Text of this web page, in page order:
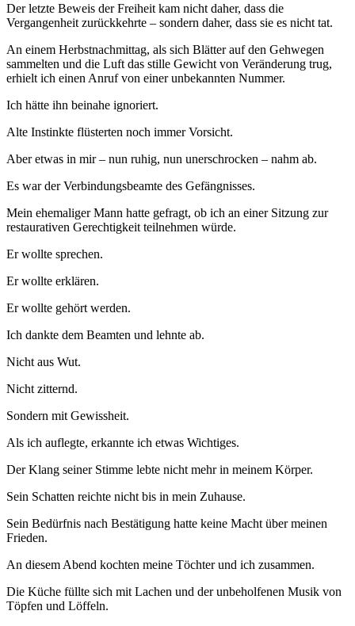
Der letzte Beweis der Freiheit kam nicht daher, dass die
Vergangenheit zurückkehrte – sondern daher, dass sie es nicht tat.
An einem Herbstnachmittag, als sich Blätter auf den Gehwegen
sammelten und die Luft das stille Gewicht von Veränderung trug,
erhielt ich einen Anruf von einer unbekannten Nummer.
Ich hätte ihn beinahe ignoriert.
Alte Instinkte flüsterten noch immer Vorsicht.
Aber etwas in mir – nun ruhig, nun unerschrocken – nahm ab.
Es war der Verbindungsbeamte des Gefängnisses.
Mein ehemaliger Mann hatte gefragt, ob ich an einer Sitzung zur
restaurativen Gerechtigkeit teilnehmen würde.
Er wollte sprechen.
Er wollte erklären.
Er wollte gehört werden.
Ich dankte dem Beamten und lehnte ab.
Nicht aus Wut.
Nicht zitternd.
Sondern mit Gewissheit.
Als ich auflegte, erkannte ich etwas Wichtiges.
Der Klang seiner Stimme lebte nicht mehr in meinem Körper.
Sein Schatten reichte nicht bis in mein Zuhause.
Sein Bedürfnis nach Bestätigung hatte keine Macht über meinen
Frieden.
An diesem Abend kochten meine Töchter und ich zusammen.
Die Küche füllte sich mit Lachen und der unbeholfenen Musik von
Töpfen und Löffeln.